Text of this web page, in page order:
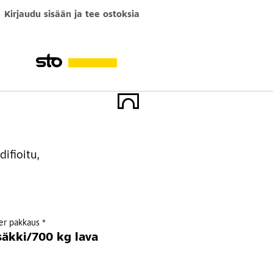
Kirjaudu sisään ja tee ostoksia
pakkaus *
700 kg lava